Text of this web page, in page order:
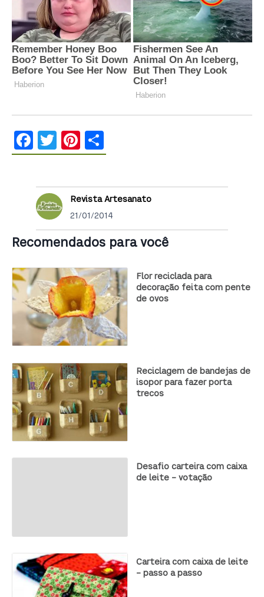
Facebook
Twitter
Pinterest
Revista Artesanato
21/01/2014
Recomendados para você
Flor reciclada para
decoração feita com pente
de ovos
Reciclagem de bandejas de
isopor para fazer porta
trecos
Desafio carteira com caixa
de leite – votação
Carteira com caixa de leite
– passo a passo